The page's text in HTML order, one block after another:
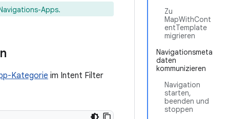
Zu
MapWithCont
entTemplate
migrieren
Navigationsmeta
daten
kommunizieren
Navigation
starten,
beenden und
stoppen
Apps.
Kategorie im Intent Filter